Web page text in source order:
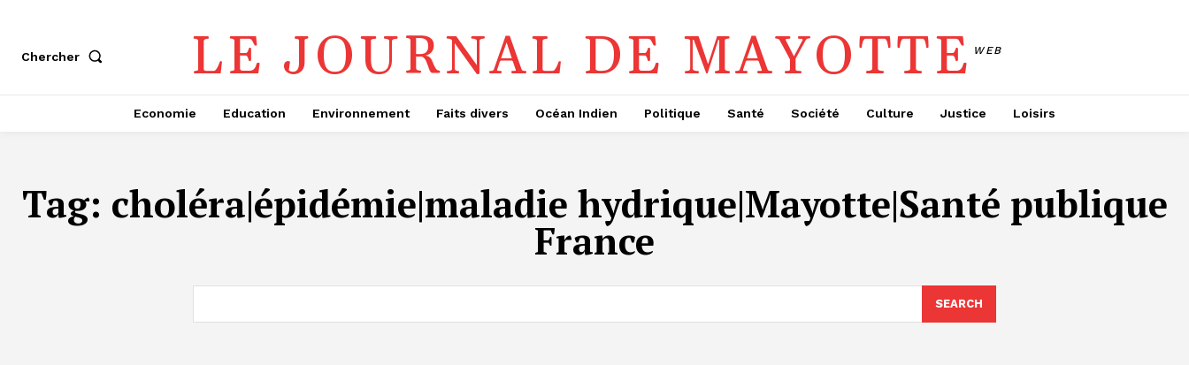
Chercher LE JOURNAL DE MAYOTTE WEB
Economie Education Environnement Faits divers Océan Indien Politique Santé Société Culture Justice Loisirs
Tag: choléra|épidémie|maladie hydrique|Mayotte|Santé publique
France
SEARCH